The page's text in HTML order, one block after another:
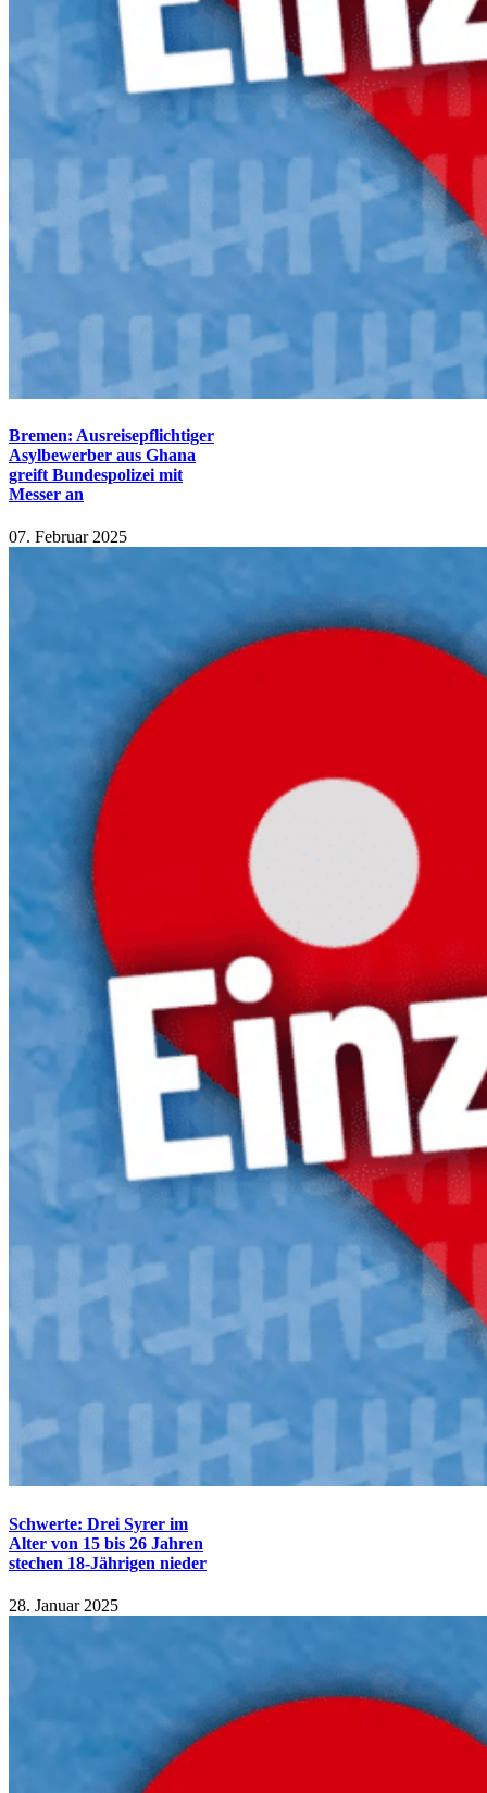
Bremen: Ausreisepflichtiger
Asylbewerber aus Ghana
greift Bundespolizei mit
Messer an
07. Februar 2025
Schwerte: Drei Syrer im
Alter von 15 bis 26 Jahren
stechen 18-Jährigen nieder
28. Januar 2025